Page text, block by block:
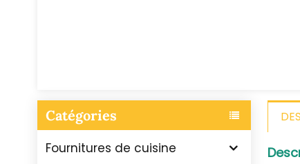
Catégories
Fournitures de cuisine